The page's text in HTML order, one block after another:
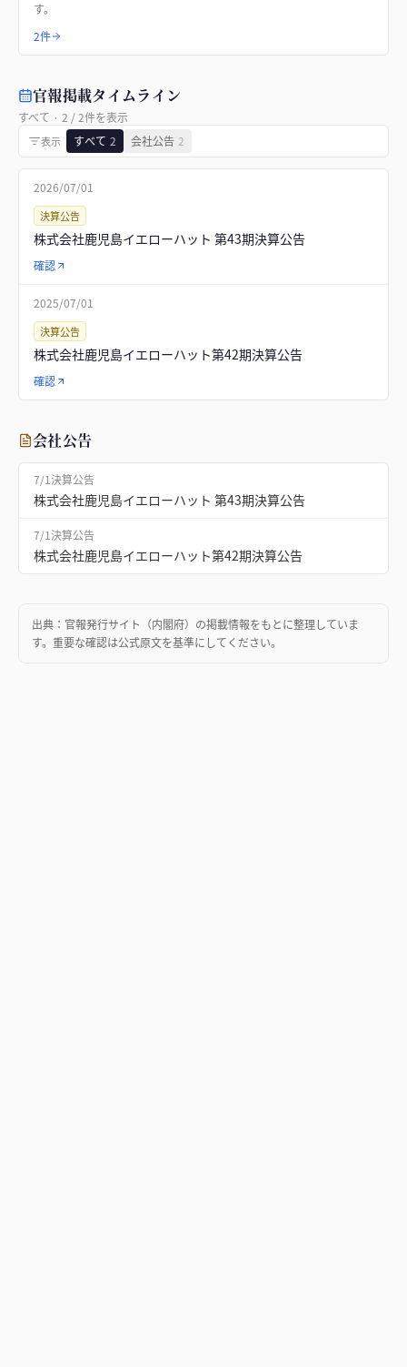
す。
2件
官報掲載タイムライン
すべて · 2 /2件を表示
表示 すべて 2 会社公告 2
2026/07/01
決算公告
株式会社鹿児島イエローハット 第43期決算公告
確認
2025/07/01
決算公告
株式会社鹿児島イエローハット第42期決算公告
確認
会社公告
7/1決算公告
株式会社鹿児島イエローハット 第43期決算公告
7/1決算公告
株式会社鹿児島イエローハット第42期決算公告
出典： 官報発行サイト（内閣府） の掲載情報をもとに整理していま
す。重要な確認は公式原文を基準にしてください。